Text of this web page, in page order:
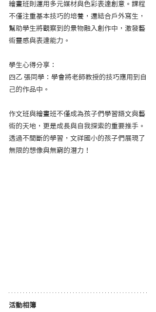
繪畫班則運用多元媒材與色彩表達創意。課程
不僅注重基本技巧的培養，還結合戶外寫生，
幫助學生將觀察到的景物融入創作中，激發藝
術靈感與表達能力。
學生心得分享：
四乙 張同學：學會將老師教授的技巧應用到自
己的作品中。
作文班與繪畫班不僅成為孩子們學習語文與藝
術的天地，更是成長與自我探索的重要推手。
透過不間斷的學習，文祥國小的孩子們展現了
無限的想像與無窮的潛力！
活動相簿